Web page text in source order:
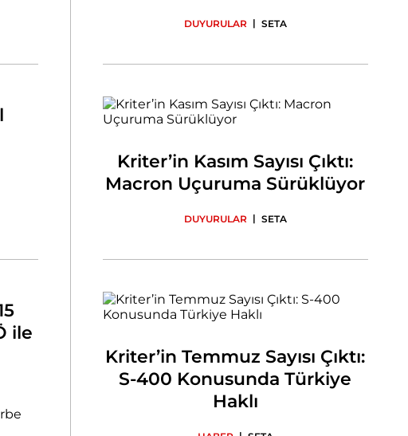
DUYURULAR | SETA
Kriter’in Kasım Sayısı Çıktı:
Macron Uçuruma Sürüklüyor
DUYURULAR | SETA
ile
Kriter’in Temmuz Sayısı Çıktı:
S-400 Konusunda Türkiye
Haklı